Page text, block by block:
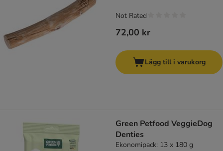
72,00 kr
Not Rated
Lägg till i varukorg
Green Petfood VeggieDog
Denties
Ekonomipack: 13 x 180 g